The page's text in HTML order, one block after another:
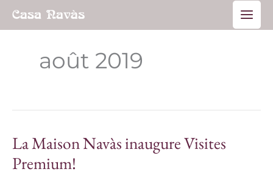
Aller
Main
août 2019
La Maison Navàs inaugure Visites
Premium!
La
Maison
Navàs